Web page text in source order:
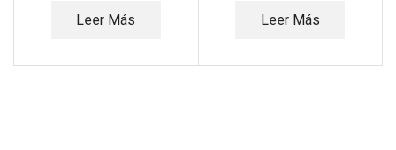
Leer Más Leer Más